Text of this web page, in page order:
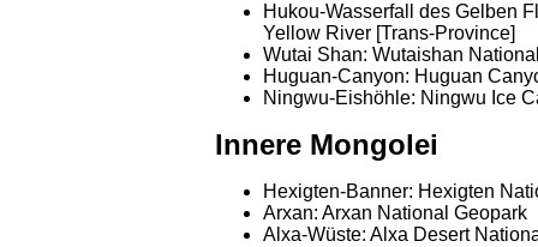
Hukou-Wasserfall des Gelben
Yellow River [Trans-Province]
Wutai Shan: Wutaishan
Huguan-Canyon: Huguan
Ningwu-Eishöhle: Ningwu Ice
Innere Mongolei
Hexigten-Banner: Hexigten
Arxan: Arxan National Geopark
Alxa-Wüste: Alxa Desert